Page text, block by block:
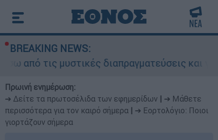
BREAKING NEWS:
διαπραγματεύσεις και γιατί
Πρωινή ενημέρωση:
➔ Δείτε τα πρωτοσέλιδα των εφημερίδων
➔ Μάθετε
περισσότερα για τον καιρό σήμερα
➔ Εορτολόγιο: Ποιοι
γιορτάζουν σήμερα